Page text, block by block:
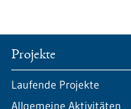
Projekte
Laufende Projekte
Allgemeine Aktivitäten